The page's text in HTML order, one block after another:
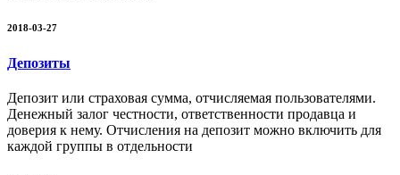
2018-03-27
Депозиты
Депозит или страховая сумма, отчисляемая пользователями.
Денежный залог честности, ответственности продавца и
доверия к нему. Отчисления на депозит можно включить для
каждой группы в отдельности